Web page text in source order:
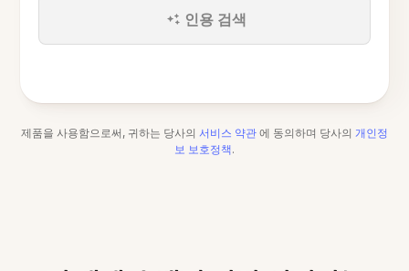
인용 검색
제품을 사용함으로써, 귀하는 당사의 서비스 약관 에 동의하며 당사의 개인정
보 보호정책.